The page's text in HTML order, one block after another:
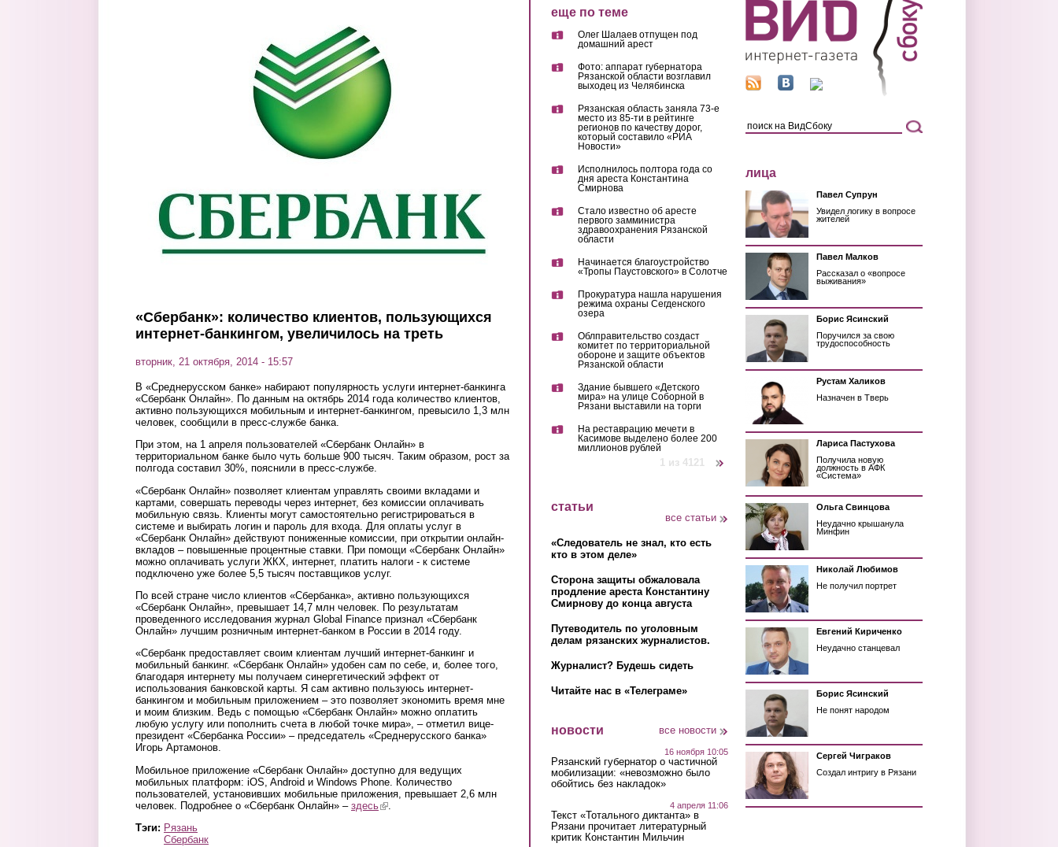
«Сбербанк»: количество клиентов, пользующихся
интернет-банкингом, увеличилось на треть
вторник, 21 октября, 2014 - 15:57
В «Среднерусском банке» набирают популярность услуги интернет-банкинга
«Сбербанк Онлайн». По данным на октябрь 2014 года количество клиентов,
активно пользующихся мобильным и интернет-банкингом, превысило 1,3 млн
человек, сообщили в пресс-службе банка.
При этом, на 1 апреля пользователей «Сбербанк Онлайн» в
территориальном банке было чуть больше 900 тысяч. Таким образом, рост за
полгода составил 30%, пояснили в пресс-службе.
«Сбербанк Онлайн» позволяет клиентам управлять своими вкладами и
картами, совершать переводы через интернет, без комиссии оплачивать
мобильную связь. Клиенты могут самостоятельно регистрироваться в
системе и выбирать логин и пароль для входа. Для оплаты услуг в
«Сбербанк Онлайн» действуют пониженные комиссии, при открытии онлайн-
вкладов – повышенные процентные ставки. При помощи «Сбербанк Онлайн»
можно оплачивать услуги ЖКХ, интернет, платить налоги - к системе
подключено уже более 5,5 тысяч поставщиков услуг.
По всей стране число клиентов «Сбербанка», активно пользующихся
«Сбербанк Онлайн», превышает 14,7 млн человек. По результатам
проведенного исследования журнал Global Finance признал «Сбербанк
Онлайн» лучшим розничным интернет-банком в России в 2014 году.
«Сбербанк предоставляет своим клиентам лучший интернет-банкинг и
мобильный банкинг. «Сбербанк Онлайн» удобен сам по себе, и, более того,
благодаря интернету мы получаем синергетический эффект от
использования банковской карты. Я сам активно пользуюсь интернет-
банкингом и мобильным приложением – это позволяет экономить время мне
и моим близким. Ведь с помощью «Сбербанк Онлайн» можно оплатить
любую услугу или пополнить счета в любой точке мира», – отметил вице-
президент «Сбербанка России» – председатель «Среднерусского банка»
Игорь Артамонов.
Мобильное приложение «Сбербанк Онлайн» доступно для ведущих
мобильных платформ: iOS, Android и Windows Phone. Количество
пользователей, установивших мобильные приложения, превышает 2,6 млн
человек. Подробнее о «Сбербанк Онлайн» – здесь(link is external)
Тэги: Рязань
Сбербанк
еще по теме
Олег Шалаев отпущен под
домашний арест
Фото: аппарат губернатора
Рязанской области возглавил
выходец из Челябинска
Рязанская область заняла 73-е
место из 85-ти в рейтинге
регионов по качеству дорог,
который составило «РИА
Новости»
Исполнилось полтора года со
дня ареста Константина
Смирнова
Стало известно об аресте
первого замминистра
здравоохранения Рязанской
области
Начинается благоустройство
«Тропы Паустовского» в Солотче
Прокуратура нашла нарушения
режима охраны Сегденского
озера
Облправительство создаст
комитет по территориальной
обороне и защите объектов
Рязанской области
Здание бывшего «Детского
мира» на улице Соборной в
Рязани выставили на торги
На реставрацию мечети в
Касимове выделено более 200
миллионов рублей
1 из 4121
статьи
все статьи
«Следователь не знал, кто есть
кто в этом деле»
Сторона защиты обжаловала
продление ареста Константину
Смирнову до конца августа
Путеводитель по уголовным
делам рязанских журналистов.
Журналист? Будешь сидеть
Читайте нас в «Телеграме»
новости все новости
16 ноября 10:05
Рязанский губернатор о частичной
мобилизации: «невозможно было
обойтись без накладок»
4 апреля 11:06
Текст «Тотального диктанта» в
Рязани прочитает литературный
критик Константин Мильчин
лица
Павел Супрун
Увидел логику в вопросе
жителей
Павел Малков
Рассказал о «вопросе
выживания»
Борис Ясинский
Поручился за свою
трудоспособность
Рустам Халиков
Назначен в Тверь
Лариса Пастухова
Получила новую
должность в АФК
«Система»
Ольга Свинцова
Неудачно крышанула
Минфин
Николай Любимов
Не получил портрет
Евгений Кириченко
Неудачно станцевал
Борис Ясинский
Не понят народом
Сергей Чиграков
Создал интригу в Рязани